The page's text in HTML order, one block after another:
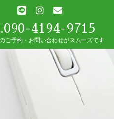
4194-9715
ご予約・お問い合わせがスムーズです